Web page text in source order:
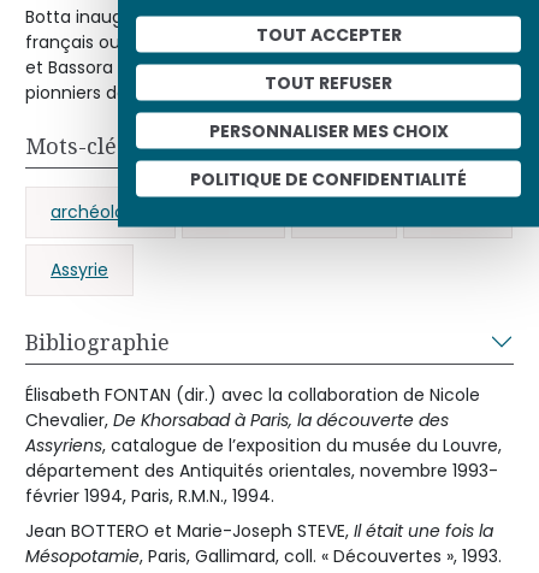
TOUT ACCEPTER
TOUT REFUSER
PERSONNALISER MES CHOIX
POLITIQUE DE CONFIDENTIALITÉ
Botta inaugure l’épopée des consuls archéologues,
français ou britanniques, qui, nommés à Mossoul, Bagdad
et Bassora au milieu du XIXesiècle, ont joué un rôle de
pionniers dans la recherche archéologique.
Mots-clés
archéologie
Assyrie
Bibliographie
Élisabeth FONTAN (dir.) avec la collaboration de Nicole
Chevalier, De Khorsabad à Paris, la découverte des
Assyriens, catalogue de l’exposition du musée du Louvre,
département des Antiquités orientales, novembre 1993-
février 1994, Paris, R.M.N., 1994.
Jean BOTTERO et Marie-Joseph STEVE, Il était une fois la
Mésopotamie, Paris, Gallimard, coll. « Découvertes », 1993.